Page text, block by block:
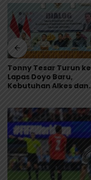
Tonny Tesar Turun ke
Lapas Doyo Baru,
Kebutuhan Alkes dan